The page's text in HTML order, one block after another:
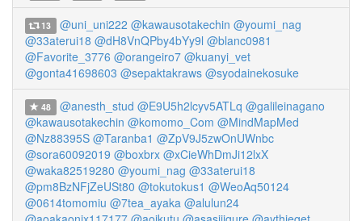
13 @uni_uni222 @kawausotakechin @youmi_nag
@33aterui18 @dH8VnQPby4bYy9l @blanc0981
@Favorite_3776 @orangeiro7 @kuanyi_vet
@gonta41698603 @sepaktakraws @syodainekosuke
48 @anesth_stud @E9U5h2lcyv5ATLq @galileinagano
@kawausotakechin @komomo_Com @MindMapMed
@Nz88395S @Taranba1 @ZpV9J5zwOnUWnbc
@sora60092019 @boxbrx @xCieWhDmJi12lxX
@waka82519280 @youmi_nag @33aterui18
@pm8BzNFjZeUSt80 @tokutokus1 @WeoAq50124
@0614tomomiu @7tea_ayaka @alulun24